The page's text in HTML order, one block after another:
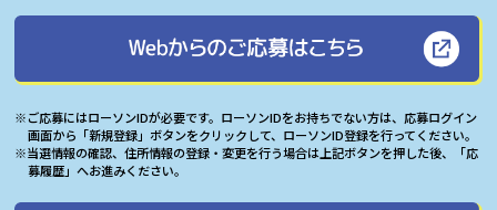
※ご応募にはローソンIDが必要です。ローソンIDをお持ちでない方は、応募ログイン
画面から「新規登録」ボタンをクリックして、ローソンID登録を行ってください。
※当選情報の確認、住所情報の登録・変更を行う場合は上記ボタンを押した後、「応
募履歴」へお進みください。